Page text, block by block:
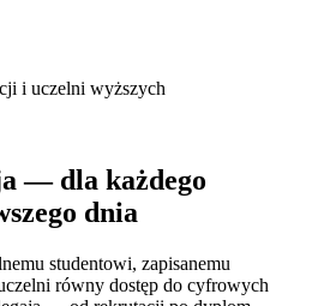
i uczelni wyższych
— dla każdego
dnia
studentowi, zapisanemu
równy dostęp do cyfrowych